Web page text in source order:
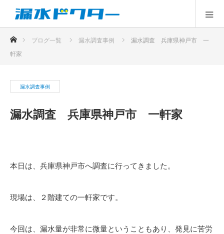
ホームブログ一覧 漏水調査事例
漏水調査 兵庫県神戸市 一
軒家
漏水調査事例
漏水調査 兵庫県神戸市 一軒家
本日は、兵庫県神戸市へ調査に行ってきました。
現場は、２階建ての一軒家です。
今回は、漏水量が非常に微量ということもあり、発見に苦労